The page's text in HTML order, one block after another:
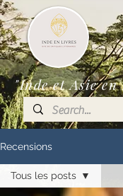
"Inde et Asie
Recensions
Tous les posts